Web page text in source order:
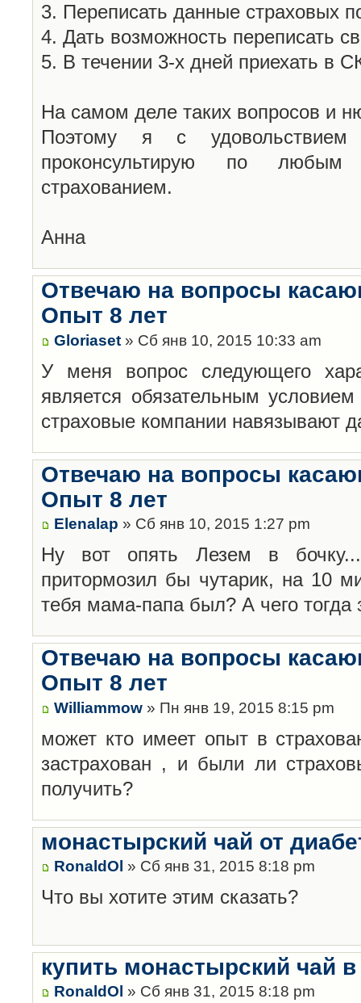
3. Переписать данные страховых
4. Дать возможность переписать
5. В течении 3-х дней приехать в
На самом деле таких вопросов и
Поэтому я с
проконсультирую по
страхованием.
Анна
Отвечаю на вопросы
Опыт 8 лет
Gloriaset » Сб янв 10, 2015 10:33 am
У меня вопрос следующего
является обязательным
страховые компании навязывают
Отвечаю на вопросы
Опыт 8 лет
Elenalap » Сб янв 10, 2015 1:27 pm
Ну вот опять Лезем в
притормозил бы чутарик, на 10
тебя мама-папа был? А чего тогда
Отвечаю на вопросы
Опыт 8 лет
Williammow » Пн янв 19, 2015 8:15 pm
может кто имеет опыт в
застрахован , и были ли
получить?
монастырский чай от
RonaldOl » Сб янв 31, 2015 8:18 pm
Что вы хотите этим сказать?
купить монастырский чай
RonaldOl » Сб янв 31, 2015 8:18 pm